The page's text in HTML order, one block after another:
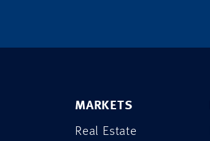
MARKETS
Real Estate